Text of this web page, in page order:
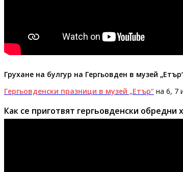
Грухане на булгур на Гергьовден в музей
Гергьовденски празници в музей „Етър“ на 6, 7
Как се приготвят гергьовденски обредни